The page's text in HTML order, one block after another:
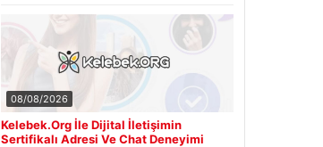
08/08/2026
Kelebek.Org İle Dijital İletişimin
Sertifikalı Adresi Ve Chat Deneyimi